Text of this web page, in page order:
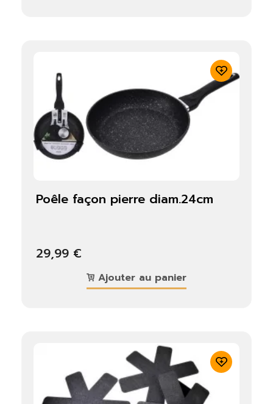
poêle façon pierre diam.24cm
29,99 €
Ajouter au panier